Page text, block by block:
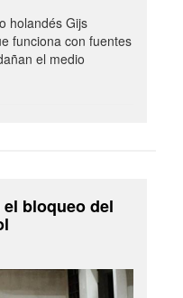
holandés Gijs
funciona con fuentes
el medio
bloqueo del